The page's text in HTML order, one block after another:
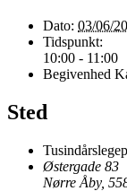
Dato: 03/06/
Tidspunkt:
10:00 - 11:00
Begivenhed
Sted
Østergade 83
Nørre Åby,